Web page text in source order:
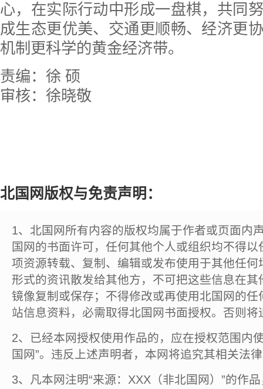
心，在实际行动中形成一盘棋，共同
成生态更优美、交通更顺畅、经济更
机制更科学的黄金经济带。
责编：徐 硕
审核：徐晓敬
北国网版权与免责声明：
1、北国网所有内容的版权均属于作者或页面内
国网的书面许可，任何其他个人或组织均不得
项资源转载、复制、编辑或发布使用于其他任
形式的资讯散发给其他方，不可把这些信息在
镜像复制或保存；不得修改或再使用北国网的
站信息资料，必需取得北国网书面授权。否则将
2、已经本网授权使用作品的，应在授权范围内
国网”。违反上述声明者，本网将追究其相关法
3、凡本网注明“来源：XXX（非北国网）”的作